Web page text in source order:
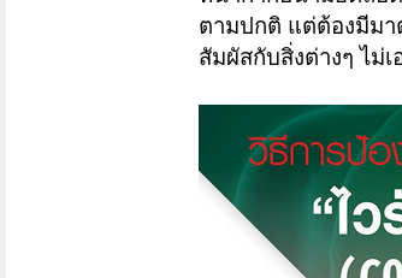
ตามปกติ แต่ต้องมีมา
สัมผัสกับสิ่งต่างๆ ไม่